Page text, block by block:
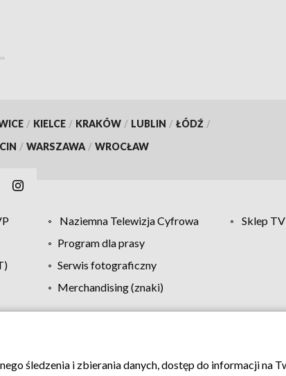
/ KIELCE / KRAKÓW / LUBLIN / ŁÓDŹ /
/ WARSZAWA / WROCŁAW
Naziemna Telewizja Cyfrowa
Sklep
Program dla prasy
Serwis fotograficzny
Merchandising (znaki)
Pomoc Biuro reklamy Kontakt
śledzenia i zbierania danych, dostęp do informacji na